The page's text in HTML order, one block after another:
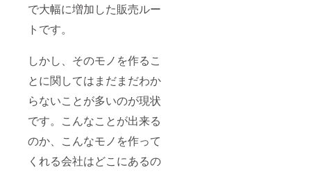
で大幅に増加した販売ルー
トです。
しかし、そのモノを作るこ
とに関してはまだまだわか
らないことが多いのが現状
です。こんなことが出来る
のか、こんなモノを作って
くれる会社はどこにあるの